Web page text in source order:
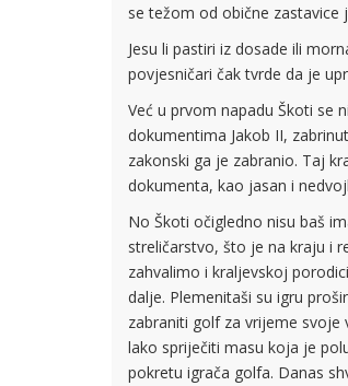
se težom od obične
Jesu li pastiri iz dosade ili
povjesničari čak tvrde da je
Već u prvom napadu Škoti se
dokumentima Jakob II,
zakonski ga je zabranio. Taj
dokumenta, kao jasan i
No Škoti očigledno nisu baš
streličarstvo, što je na kraju i
zahvalimo i kraljevskoj
dalje. Plemenitaši su igru
zabraniti golf za vrijeme svoje
lako spriječiti masu koja je
pokretu igrača golfa. Danas